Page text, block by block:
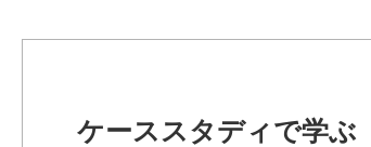
ケーススタディで学